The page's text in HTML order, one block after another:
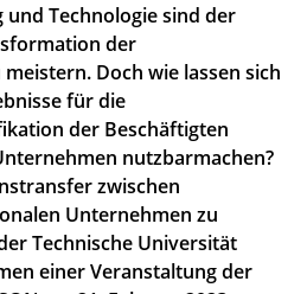
Technologie sind der
der
Doch wie lassen sich
für die
der Beschäftigten
nutzbarmachen?
zwischen
Unternehmen zu
Technische Universität
einer Veranstaltung der